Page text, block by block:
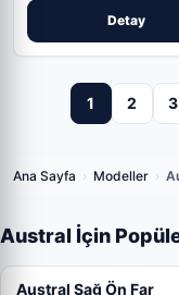
Detay
1 2 3
Ana Sayfa › Modeller ›
Austral İçin
Austral Sağ Ön Far